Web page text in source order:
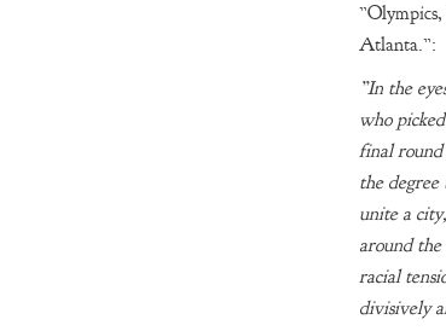
Atlanta.”:
”In the
who
final
the
unite a
around
racial
divisively